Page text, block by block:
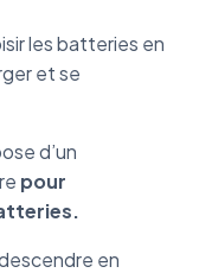
les batteries en
et se
d’un
pour
en